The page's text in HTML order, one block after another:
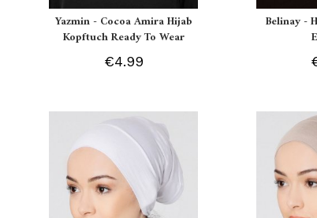
Yazmin - Cocoa Amira Hijab
Kopftuch Ready To Wear
€4.99
Belinay -